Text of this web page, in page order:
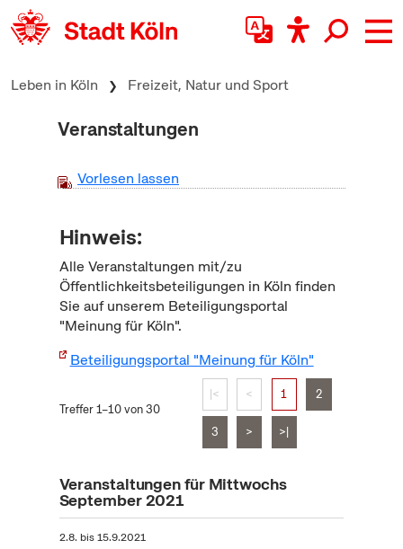
zum Inhalt springen
Leben in Köln Freizeit, Natur und Sport
Veranstaltungen
Vorlesen lassen
Hinweis:
Alle Veranstaltungen mit/zu
Öffentlichkeitsbeteiligungen in Köln finden
Sie auf unserem Beteiligungsportal
"Meinung für Köln".
Beteiligungsportal "Meinung für Köln"
Treffer 1–10 von 30
|< < 1 2
3 > >|
Veranstaltungen für Mittwochs
September 2021
2.8. bis15.9.2021